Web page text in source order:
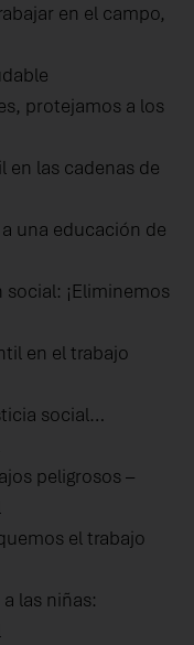
en el campo,
protejamos a los
las cadenas de
una educación de
¡Eliminemos
en el trabajo
social…
peligrosos –
el trabajo
las niñas: